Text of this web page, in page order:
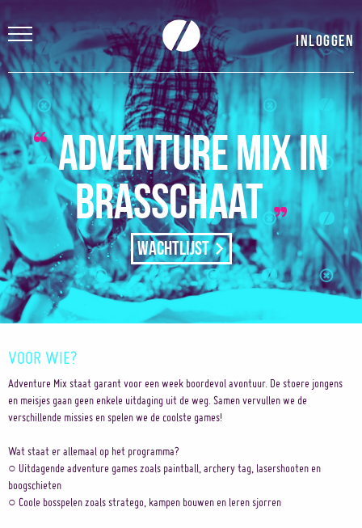
Inloggen
Adventure Mix in
Brasschaat
Wachtlijst
VOOR WIE?
Adventure Mix staat garant voor een week boordevol avontuur. De stoere jongens
en meisjes gaan geen enkele uitdaging uit de weg. Samen vervullen we de
verschillende missies en spelen we de coolste games!
Wat staat er allemaal op het programma?
○ Uitdagende adventure games zoals paintball, archery tag, lasershooten en
boogschieten
○ Coole bosspelen zoals stratego, kampen bouwen en leren sjorren